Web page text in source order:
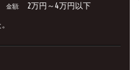
金額: 2万円～4万円以下